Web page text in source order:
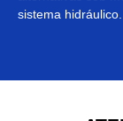
sistema hidráulico.